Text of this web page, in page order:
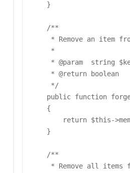
    }
    /**
* Remove an item
     *
* @param  string
     * @return boolean
     */
public function
    {
return $this-
    }
    /**
* Remove all items